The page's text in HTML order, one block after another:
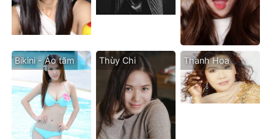
Bikini - Áo tăm Thùy Chi Thanh Hoa